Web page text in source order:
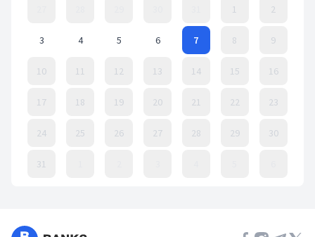
1 2
3 4 5 6 7 8 9
10 11 12 13 14 15 16
17 18 19 20 21 22 23
24 25 26 27 28 29 30
31